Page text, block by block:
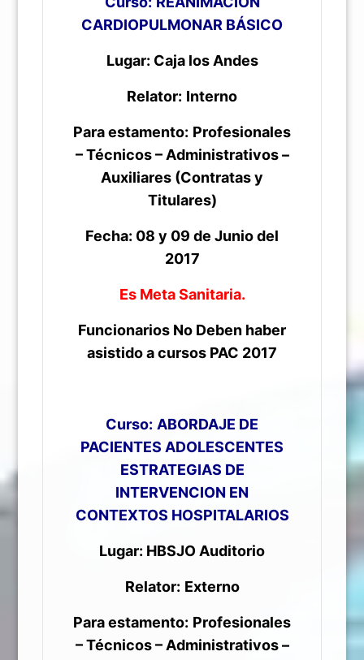
CARDIOPULMONAR BÁSICO
Lugar: Caja los Andes
Relator: Interno
Para estamento: Profesionales
– Técnicos – Administrativos –
Auxiliares (Contratas y
Titulares)
Fecha: 08 y 09 de Junio del
2017
Es Meta Sanitaria.
Funcionarios No Deben haber
asistido a cursos PAC 2017
Curso: ABORDAJE DE
PACIENTES ADOLESCENTES
ESTRATEGIAS DE
INTERVENCION EN
CONTEXTOS HOSPITALARIOS
Lugar: HBSJO Auditorio
Relator: Externo
Para estamento: Profesionales
– Técnicos – Administrativos –